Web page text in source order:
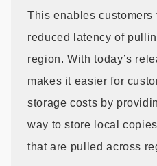
This enables customers
reduced latency of
region. With today’s
makes it easier for
storage costs by
way to store local
that are pulled across